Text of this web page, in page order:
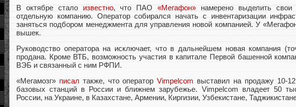
В октябре стало известно, что ПАО «Мегафон» намерено выделить
отдельную компанию. Оператор собирался начать с инвентаризации
заняться подбором менеджмента для управления новой компанией. У
вышек.
Руководство оператора на исключает, что в дальнейшем новая компания
продана. Кроме ВТБ, возможность участия в капитале Первой башенной
ВЭБ и связанный с ним РФПИ.
«Мегамозг» писал также, что операторVimpelcom выставил на продажу 10-
базовых станций в России и ближнем зарубежье. Vimpelcom владеет 50
России, на Украине, в Казахстане, Армении, Киргизии, Узбекистане,